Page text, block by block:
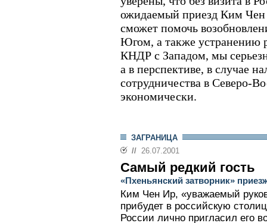
ожидаемый приезд Ким Чен
сможет помочь
Югом, а также устранению
КНДР с Западом, мы
а в перспективе, в случае
сотрудничества в Северо-
экономически.
ЗАГРАНИЦА
// 26.07.2001
Самый редкий гость
«Пхеньянский затворник»
Ким Чен Ир, «уважаемый
прибудет в российскую
России лично пригласил его